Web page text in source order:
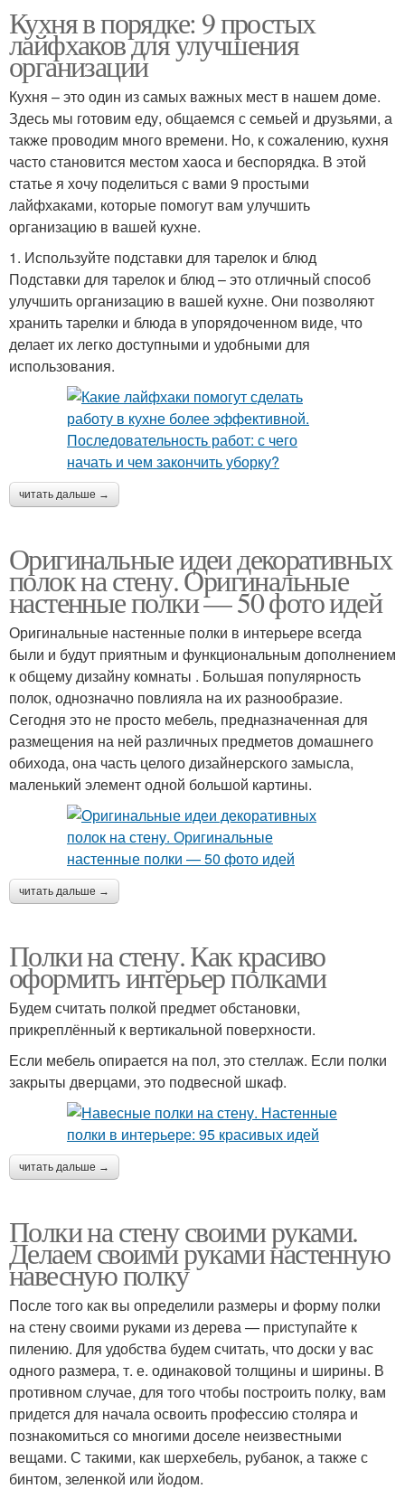
Кухня в порядке: 9 простых
лайфхаков для улучшения
организации
Кухня – это один из самых важных мест в нашем доме.
Здесь мы готовим еду, общаемся с семьей и друзьями, а
также проводим много времени. Но, к сожалению, кухня
часто становится местом хаоса и беспорядка. В этой
статье я хочу поделиться с вами 9 простыми
лайфхаками, которые помогут вам улучшить
организацию в вашей кухне.
1. Используйте подставки для тарелок и блюд
Подставки для тарелок и блюд – это отличный способ
улучшить организацию в вашей кухне. Они позволяют
хранить тарелки и блюда в упорядоченном виде, что
делает их легко доступными и удобными для
использования.
читать дальше →
Оригинальные идеи декоративных
полок на стену. Оригинальные
настенные полки — 50 фото идей
Оригинальные настенные полки в интерьере всегда
были и будут приятным и функциональным дополнением
к общему дизайну комнаты . Большая популярность
полок, однозначно повлияла на их разнообразие.
Сегодня это не просто мебель, предназначенная для
размещения на ней различных предметов домашнего
обихода, она часть целого дизайнерского замысла,
маленький элемент одной большой картины.
читать дальше →
Полки на стену. Как красиво
оформить интерьер полками
Будем считать полкой предмет обстановки,
прикреплённый к вертикальной поверхности.
Если мебель опирается на пол, это стеллаж. Если полки
закрыты дверцами, это подвесной шкаф.
читать дальше →
Полки на стену своими руками.
Делаем своими руками настенную
навесную полку
После того как вы определили размеры и форму полки
на стену своими руками из дерева — приступайте к
пилению. Для удобства будем считать, что доски у вас
одного размера, т. е. одинаковой толщины и ширины. В
противном случае, для того чтобы построить полку, вам
придется для начала освоить профессию столяра и
познакомиться со многими доселе неизвестными
вещами. С такими, как шерхебель, рубанок, а также с
бинтом, зеленкой или йодом.